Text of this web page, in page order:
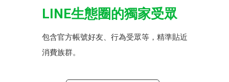
LINE生態圈的獨家受眾
包含官方帳號好友、行為受眾等，精準貼近
消費族群。